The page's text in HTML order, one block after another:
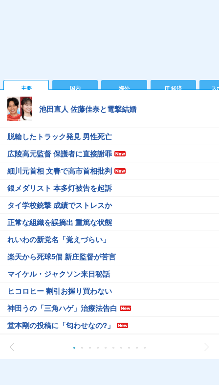
主要 国内 海外 IT 経済 ス
池田直人 佐藤佳奈と電撃結婚
脱輪したトラック発見 男性死亡
広陵高元監督 保護者に直接謝罪
細川元首相 文春で高市首相批判
銀メダリスト 本多灯被告を起訴
タイ学校銃撃 成績でストレスか
正常な組織を誤摘出 重篤な状態
れいわの新党名「覚えづらい」
楽天から死球5個 新庄監督が苦言
マイケル・ジャクソン来日秘話
ヒコロヒー 割引お握り買わない
神田うの「三角ハゲ」治療法告白
堂本剛の投稿に「匂わせなの?」